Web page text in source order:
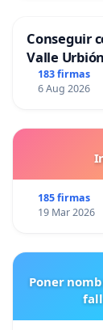
Conseguir
Valle Urbión
183 firmas
6 Aug 2026
185 firmas
19 Mar 2026
Poner